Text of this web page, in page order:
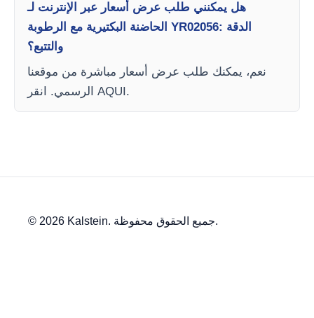
هل يمكنني طلب عرض أسعار عبر الإنترنت لـ
الحاضنة البكتيرية مع الرطوبة YR02056: الدقة
والتتبع؟
نعم، يمكنك طلب عرض أسعار مباشرة من موقعنا
الرسمي. انقر AQUI.
© 2026 Kalstein. جميع الحقوق محفوظة.